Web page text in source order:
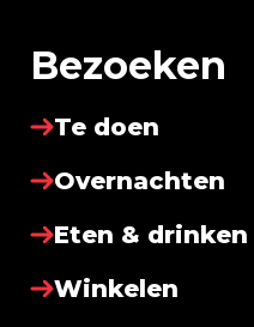
Bezoeken
Te doen
Overnachten
Eten & drinken
Winkelen